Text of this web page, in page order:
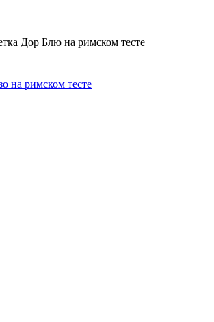
Дор Блю на римском тесте
на римском тесте